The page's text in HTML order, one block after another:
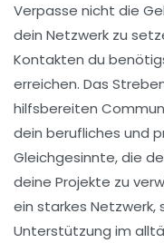
Verpasse nicht die
dein Netzwerk zu
Kontakten du
erreichen. Das
hilfsbereiten
dein berufliches und
Gleichgesinnte, die
deine Projekte zu
ein starkes Netzwerk,
Unterstützung im